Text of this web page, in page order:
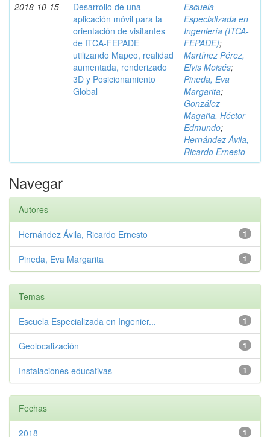
2018-10-15
Desarrollo de una
aplicación móvil para la
orientación de visitantes
de ITCA-FEPADE
utilizando Mapeo, realidad
aumentada, renderizado
3D y Posicionamiento
Global
Escuela
Especializada en
Ingeniería (ITCA-
FEPADE);
Martínez Pérez,
Elvis Moisés;
Pineda, Eva
Margarita;
González
Magaña, Héctor
Edmundo;
Hernández Ávila,
Ricardo Ernesto
Navegar
Autores
1
Hernández Ávila, Ricardo Ernesto
1
Pineda, Eva Margarita
Temas
1
Escuela Especializada en Ingenier...
1
Geolocalización
1
Instalaciones educativas
Fechas
1
2018